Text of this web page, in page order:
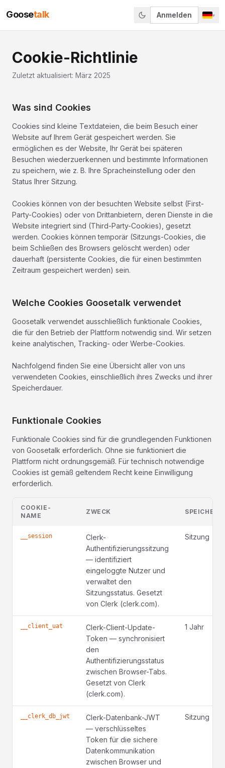
Goosetalk Anmelden ▾
Cookie-Richtlinie
Zuletzt aktualisiert: März 2025
Was sind Cookies
Cookies sind kleine Textdateien, die beim Besuch einer
Website auf Ihrem Gerät gespeichert werden. Sie
ermöglichen es der Website, Ihr Gerät bei späteren
Besuchen wiederzuerkennen und bestimmte Informationen
zu speichern, wie z. B. Ihre Spracheinstellung oder den
Status Ihrer Sitzung.
Cookies können von der besuchten Website selbst (First-
Party-Cookies) oder von Drittanbietern, deren Dienste in die
Website integriert sind (Third-Party-Cookies), gesetzt
werden. Cookies können temporär (Sitzungs-Cookies, die
beim Schließen des Browsers gelöscht werden) oder
dauerhaft (persistente Cookies, die für einen bestimmten
Zeitraum gespeichert werden) sein.
Welche Cookies Goosetalk verwendet
Goosetalk verwendet ausschließlich funktionale Cookies,
die für den Betrieb der Plattform notwendig sind. Wir setzen
keine analytischen, Tracking- oder Werbe-Cookies.
Nachfolgend finden Sie eine Übersicht aller von uns
verwendeten Cookies, einschließlich ihres Zwecks und ihrer
Speicherdauer.
Funktionale Cookies
Funktionale Cookies sind für die grundlegenden Funktionen
von Goosetalk erforderlich. Ohne sie funktioniert die
Plattform nicht ordnungsgemäß. Für technisch notwendige
Cookies ist gemäß geltendem Recht keine Einwilligung
erforderlich.
COOKIE-
NAME
ZWECK
__session
Clerk-
Authentifizierungssitzung
— identifiziert
eingeloggte Nutzer und
verwaltet den
Sitzungsstatus. Gesetzt
von Clerk (clerk.com).
Sitzung
__client_uat
Clerk-Client-Update-
Token — synchronisiert
den
Authentifizierungsstatus
zwischen Browser-Tabs.
Gesetzt von Clerk
(clerk.com).
1 Jahr
__clerk_db_jwt
Clerk-Datenbank-JWT
— verschlüsseltes
Token für die sichere
Datenkommunikation
zwischen Browser und
Sitzung